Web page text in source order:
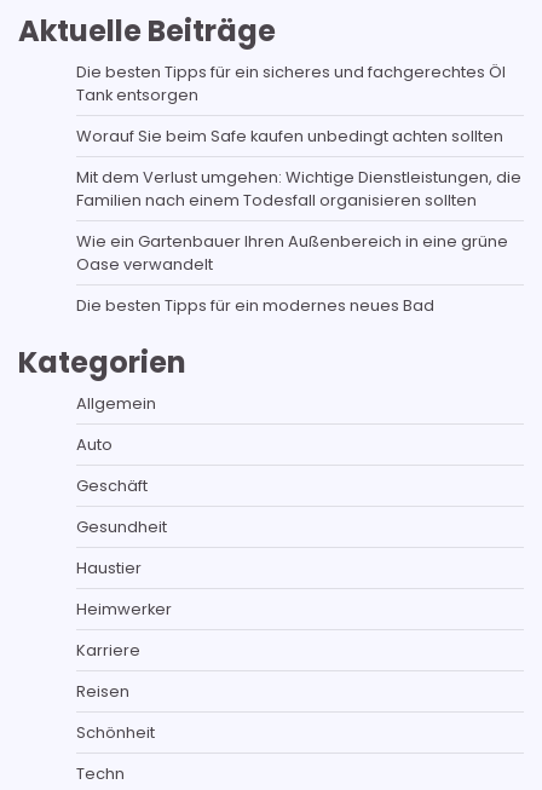
Aktuelle Beiträge
Die besten Tipps für ein sicheres und fachgerechtes Öl
Tank entsorgen
Worauf Sie beim Safe kaufen unbedingt achten sollten
Mit dem Verlust umgehen: Wichtige Dienstleistungen, die
Familien nach einem Todesfall organisieren sollten
Wie ein Gartenbauer Ihren Außenbereich in eine grüne
Oase verwandelt
Die besten Tipps für ein modernes neues Bad
Kategorien
Allgemein
Auto
Geschäft
Gesundheit
Haustier
Heimwerker
Karriere
Reisen
Schönheit
Techn